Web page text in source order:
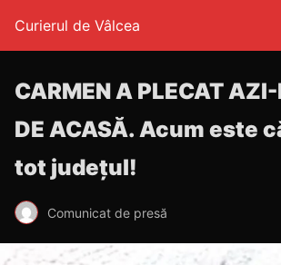
Curierul de Vâlcea
CARMEN A PLECAT
DE ACASĂ. Acum este
tot județul!
Comunicat de presă